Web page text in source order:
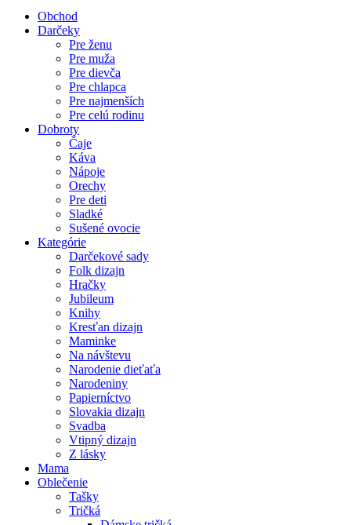
Obchod
Darčeky
Pre ženu
Pre muža
Pre dievča
Pre chlapca
Pre najmenších
Pre celú rodinu
Dobroty
Čaje
Káva
Nápoje
Orechy
Pre deti
Sladké
Sušené ovocie
Kategórie
Darčekové sady
Folk dizajn
Hračky
Jubileum
Knihy
Kresťan dizajn
Maminke
Na návštevu
Narodenie dieťaťa
Narodeniny
Papierníctvo
Slovakia dizajn
Svadba
Vtipný dizajn
Z lásky
Mama
Oblečenie
Tašky
Tričká